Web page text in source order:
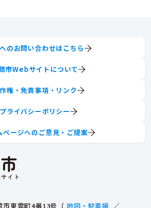
東雲町4番13号（ 地図・駐車場 ／
のお問い合わせはこちら
市Webサイトについて
権・免責事項・リンク
プライバシーポリシー
ページへのご意見・ご提案